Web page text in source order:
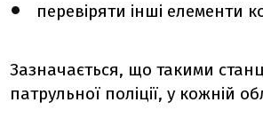
перевіряти інші елементи
Зазначається, що такими
патрульної поліції, у кожній